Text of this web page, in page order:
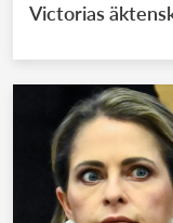
Victorias